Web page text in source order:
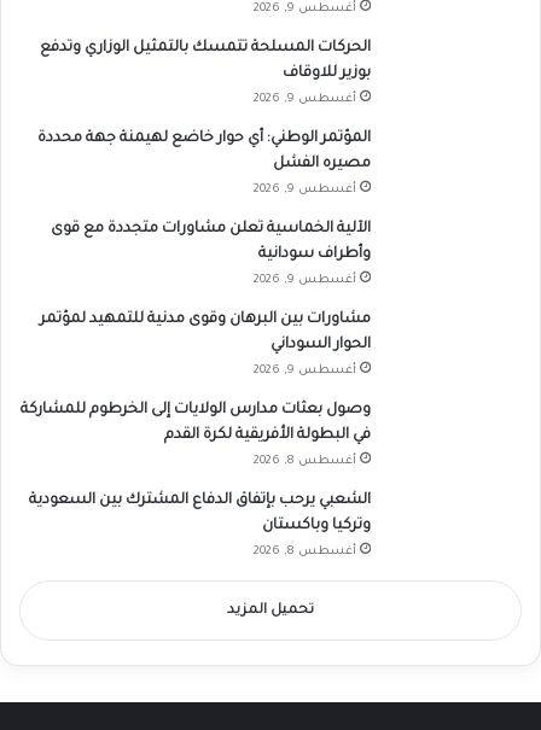
أغسطس 9, 2026
الحركات المسلحة تتمسك بالتمثيل الوزاري وتدفع
بوزير للاوقاف
أغسطس 9, 2026
المؤتمر الوطني: أي حوار خاضع لهيمنة جهة محددة
مصيره الفشل
أغسطس 9, 2026
الآلية الخماسية تعلن مشاورات متجددة مع قوى
وأطراف سودانية
أغسطس 9, 2026
مشاورات بين البرهان وقوى مدنية للتمهيد لمؤتمر
الحوار السوداني
أغسطس 9, 2026
وصول بعثات مدارس الولايات إلى الخرطوم للمشاركة
في البطولة الأفريقية لكرة القدم
أغسطس 8, 2026
الشعبي يرحب بإتفاق الدفاع المشترك بين السعودية
وتركيا وباكستان
أغسطس 8, 2026
تحميل المزيد